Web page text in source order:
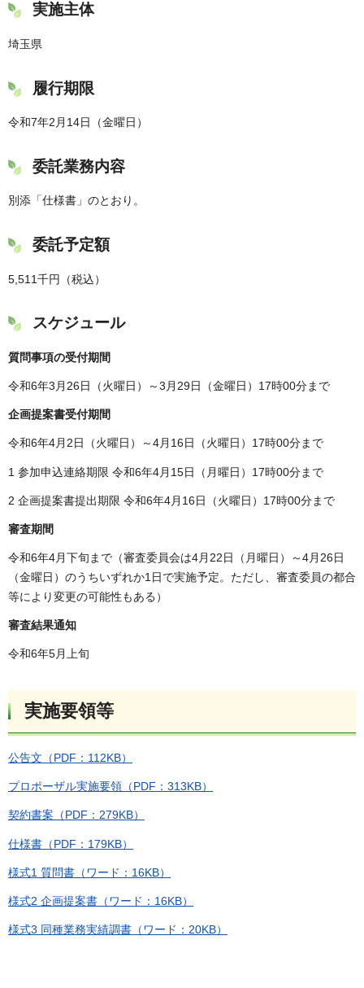
実施主体
埼玉県
履行期限
令和7年2月14日（金曜日）
委託業務内容
別添「仕様書」のとおり。
委託予定額
5,511千円（税込）
スケジュール
質問事項の受付期間
令和6年3月26日（火曜日）～3月29日（金曜日）17時00分まで
企画提案書受付期間
令和6年4月2日（火曜日）～4月16日（火曜日）17時00分まで
1 参加申込連絡期限 令和6年4月15日（月曜日）17時00分まで
2 企画提案書提出期限 令和6年4月16日（火曜日）17時00分まで
審査期間
令和6年4月下旬まで（審査委員会は4月22日（月曜日）～4月26日
（金曜日）のうちいずれか1日で実施予定。ただし、審査委員の都合
等により変更の可能性もある）
審査結果通知
令和6年5月上旬
実施要領等
公告文（PDF：112KB）
プロポーザル実施要領（PDF：313KB）
契約書案（PDF：279KB）
仕様書（PDF：179KB）
様式1 質問書（ワード：16KB）
様式2 企画提案書（ワード：16KB）
様式3 同種業務実績調書（ワード：20KB）